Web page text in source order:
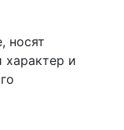
носят
и